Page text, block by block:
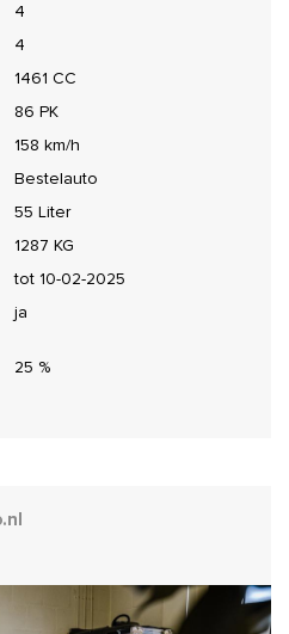
4
4
1461 CC
86 PK
158 km/h
Bestelauto
55 Liter
1287 KG
tot 10-02-2025
ja
25 %